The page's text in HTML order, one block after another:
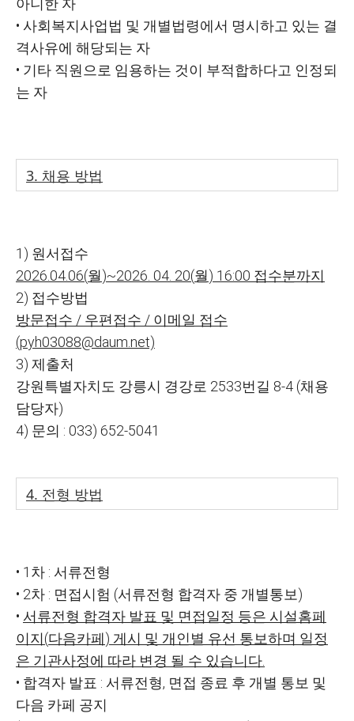
아니한 자
• 사회복지사업법 및 개별법령에서 명시하고 있는 결
격사유에 해당되는 자
• 기타 직원으로 임용하는 것이 부적합하다고 인정되
는 자
3. 채용 방법
1) 원서접수
2026.04.06(월)~2026. 04. 20(월) 16:00 접수분까지
2) 접수방법
방문접수 / 우편접수 / 이메일 접수
(pyh03088@daum.net)
3) 제출처
강원특별자치도 강릉시 경강로 2533번길 8-4 (채용
담당자)
4) 문의 : 033) 652-5041
4. 전형 방법
• 1 차 : 서류전형
• 2차 : 면접시험 (서류전형 합격자 중 개별통보)
• 서류전형 합격자 발표 및 면접일정 등은 시설홈페
이지(다음카페) 게시 및 개인별 유선 통보하며 일정
은 기관사정에 따라 변경 될 수 있습니다
• 합격자 발표 : 서류전형, 면접 종료 후 개별 통보 및
다음 카페 공지